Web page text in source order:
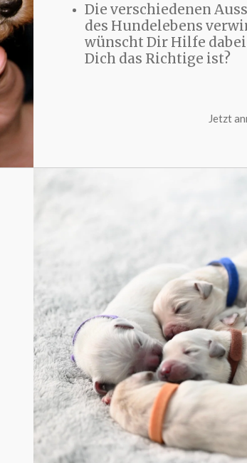
Die verschiedenen
des Hundelebens
wünscht Dir Hilfe
Dich das Richtige ist?
Jetzt